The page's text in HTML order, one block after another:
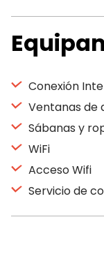
Conexión
Ventanas de
Sábanas y
WiFi
Acceso Wifi
Servicio de